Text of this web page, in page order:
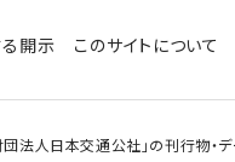
開示 このサイトについて
法人日本交通公社」の刊行物・